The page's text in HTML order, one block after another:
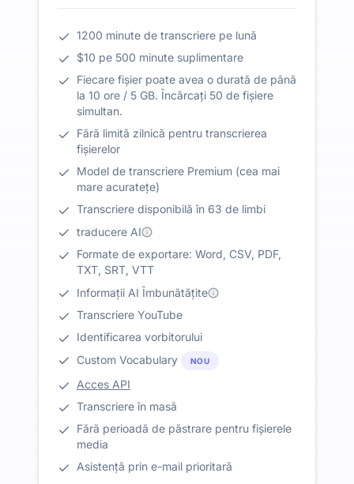
1200 minute de transcriere pe lună
$10 pe 500 minute suplimentare
Fiecare fișier poate avea o durată de până
la 10 ore / 5 GB. Încărcați 50 de fișiere
simultan.
Fără limită zilnică pentru transcrierea
fișierelor
Model de transcriere Premium (cea mai
mare acuratețe)
Transcriere disponibilă în 63 de limbi
traducere AI
Formate de exportare: Word, CSV, PDF,
TXT, SRT, VTT
Informații AI Îmbunătățite
Transcriere YouTube
Identificarea vorbitorului
Custom Vocabulary
NOU
Acces API
Transcriere în masă
Fără perioadă de păstrare pentru fișierele
media
Asistență prin e-mail prioritară